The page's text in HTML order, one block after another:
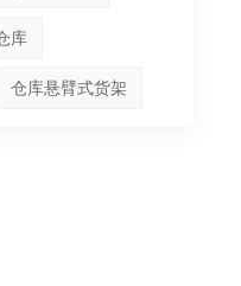
库
仓库悬臂式货架